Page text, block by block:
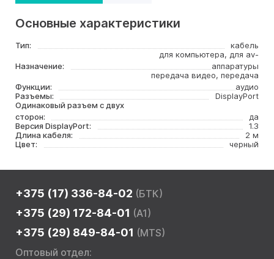
Основные характеристики
Тип: кабель
Назначение:
для компьютера, для av-
аппаратуры
Функции:
передача видео, передача
аудио
Разъемы:
DisplayPort
Одинаковый разъем с двух
сторон:
да
Версия DisplayPort:
1.3
Длина кабеля:
2 м
Цвет:
черный
+375 (17) 336-84-02 (БТК)
+375 (29) 172-84-01 (A1)
+375 (29) 849-84-01 (MTS)
Оптовый отдел: